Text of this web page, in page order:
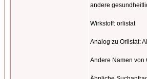
andere
Wirkstoff: orlistat
Analog zu Orlistat:
Andere Namen von